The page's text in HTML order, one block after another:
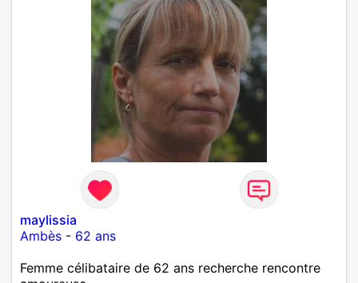
maylissia
Ambès - 62 ans
Femme célibataire de 62 ans recherche rencontre